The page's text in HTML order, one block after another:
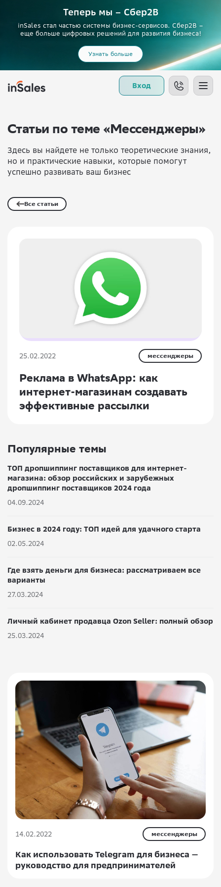
Теперь мы – Сбер2B
inSales стал частью системы бизнес-сервисов. Сбер2В –
еще больше цифровых решений для развития бизнеса!
Узнать больше
Вход
Статьи по теме «Мессенджеры»
Здесь вы найдете не только теоретические знания,
но и практические навыки, которые помогут
успешно развивать ваш бизнес
Все статьи
25.02.2022 мессенджеры
Реклама в WhatsApp: как
интернет-магазинам создавать
эффективные рассылки
Популярные темы
ТОП дропшиппинг поставщиков для интернет-
магазина: обзор российских и зарубежных
дропшиппинг поставщиков 2024 года
04.09.2024
Бизнес в 2024 году: ТОП идей для удачного старта
02.05.2024
Где взять деньги для бизнеса: рассматриваем все
варианты
27.03.2024
Личный кабинет продавца Ozon Seller: полный обзор
25.03.2024
14.02.2022 мессенджеры
Как использовать Telegram для бизнеса —
руководство для предпринимателей